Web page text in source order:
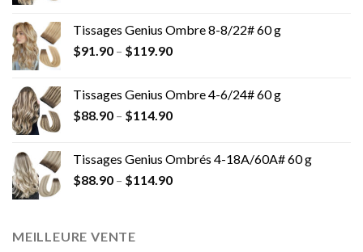
Tissages Genius Ombre 8-8/22# 60 g
$91.90 – $119.90
Tissages Genius Ombre 4-6/24# 60 g
$88.90 – $114.90
Tissages Genius Ombrés 4-18A/60A# 60 g
$88.90 – $114.90
MEILLEURE VENTE